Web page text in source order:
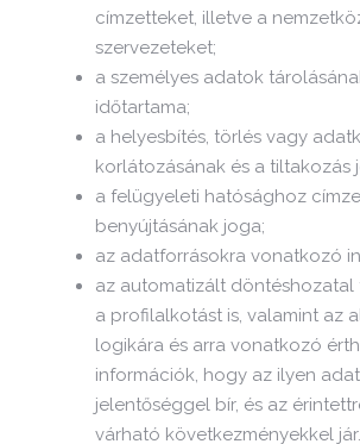
címzetteket, illetve a
szervezeteket;
a személyes adatok
időtartama;
a helyesbítés, törlés vagy
korlátozásának és a tiltakozás
a felügyeleti hatósághoz
benyújtásának joga;
az adatforrásokra vonatkozó
az automatizált döntéshozatal
a profilalkotást is, valamint az
logikára és arra vonatkozó
információk, hogy az ilyen
jelentőséggel bír, és az
várható következményekkel jár.